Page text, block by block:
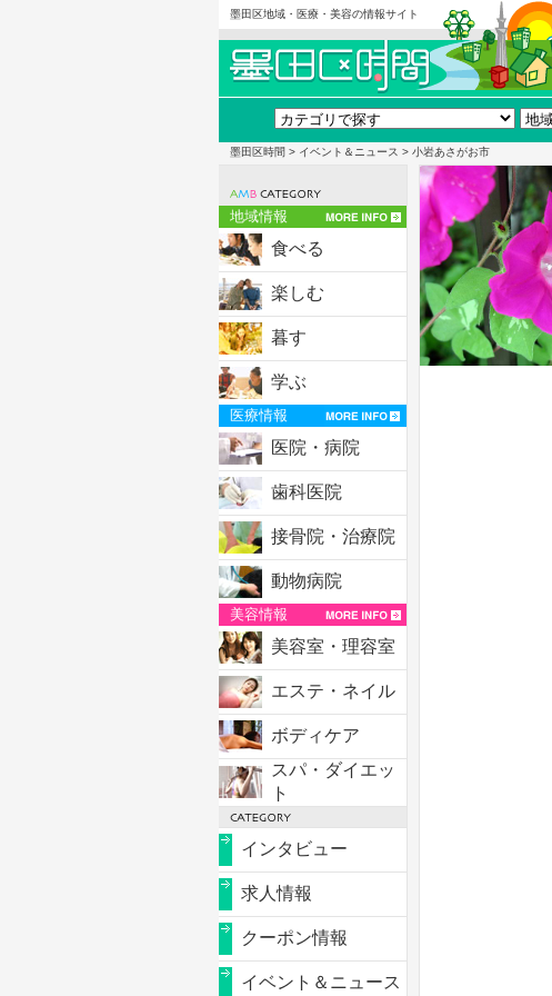
墨田区地域・医療・美容の情報サイト
墨田区時間 > イベント＆ニュース > 小岩あさがお市
地域情報
食べる
楽しむ
暮す
学ぶ
医療情報
医院・病院
歯科医院
接骨院・治療院
動物病院
美容情報
美容室・理容室
エステ・ネイル
ボディケア
スパ・ダイエッ
ト
インタビュー
求人情報
クーポン情報
イベント＆ニュース